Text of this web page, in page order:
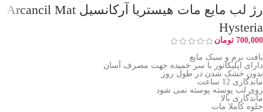
رژ لب مایع مات هیستریا آرکانسیل Arcancil Mat
Hysteria
700,000 تومان
بافت نرم و سبک مایع
دارای اپلیکاتور با سر خمیده جهت مصرف آسان
بدون خشک شدن در طول روز
ماندگاری 12 ساعت
روی لب پوسته پوسته نمی شود
ماندگاری بالا
جلوه کاملا مات